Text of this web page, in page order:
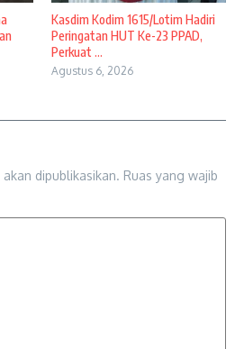
Kasdim Kodim 1615/Lotim Hadiri
Peringatan HUT Ke-23 PPAD,
Perkuat ...
Agustus 6, 2026
dipublikasikan. Ruas yang wajib